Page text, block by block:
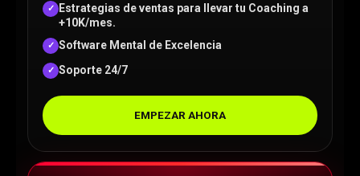
✓
Estrategias de ventas para llevar tu Coaching a
+10K/mes.
✓ Software Mental de Excelencia
✓ Soporte 24/7
EMPEZAR AHORA